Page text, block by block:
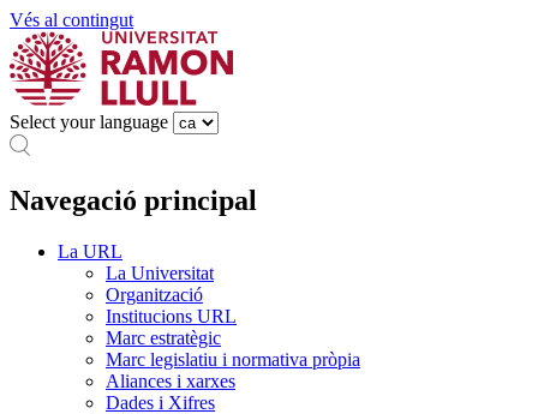
Vés al contingut
Select your language
Navegació principal
La URL
La Universitat
Organització
Institucions URL
Marc estratègic
Marc legislatiu i normativa pròpia
Aliances i xarxes
Dades i Xifres